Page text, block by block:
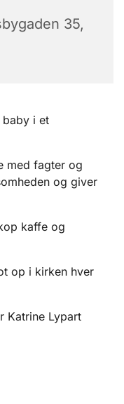
35,
i et
med fagter og
og giver
kaffe og
op i kirken hver
Katrine Lypart